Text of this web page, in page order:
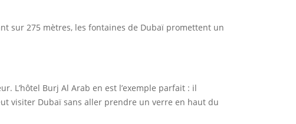
sur 275 mètres, les fontaines de Dubaï promettent un
L’hôtel Burj Al Arab en est l’exemple parfait : il
visiter Dubaï sans aller prendre un verre en haut du